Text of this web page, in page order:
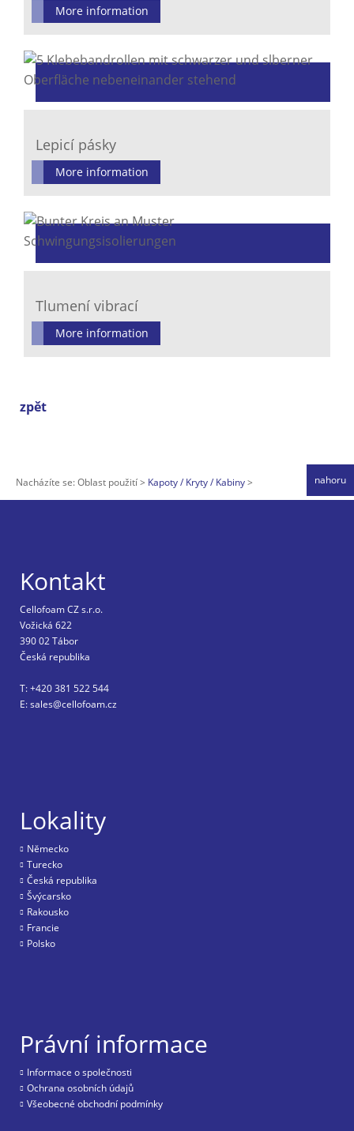
More information
Lepicí pásky
More information
Tlumení vibrací
More information
zpět
Nacházíte se:Oblast použití Kapoty / Kryty / Kabiny nahoru
Kontakt
Cellofoam CZ s.r.o.
Vožická 622
390 02 Tábor
Česká republika
T: +420 381 522 544
E: sales@cellofoam.cz
Lokality
Nĕmecko
Turecko
Česká republika
Švýcarsko
Rakousko
Francie
Polsko
Právní informace
Informace o společnosti
Ochrana osobních údajů
Všeobecné obchodní podmínky